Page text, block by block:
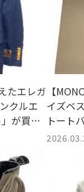
たエレガ
クルエ
が買取
【
イズベ
トート